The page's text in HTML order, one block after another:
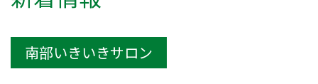
南部いきいきサロン